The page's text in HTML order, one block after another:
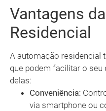
Vantagens
Residencial
A automação residencial
que podem facilitar o seu
delas:
Conveniência:
via smartphone ou